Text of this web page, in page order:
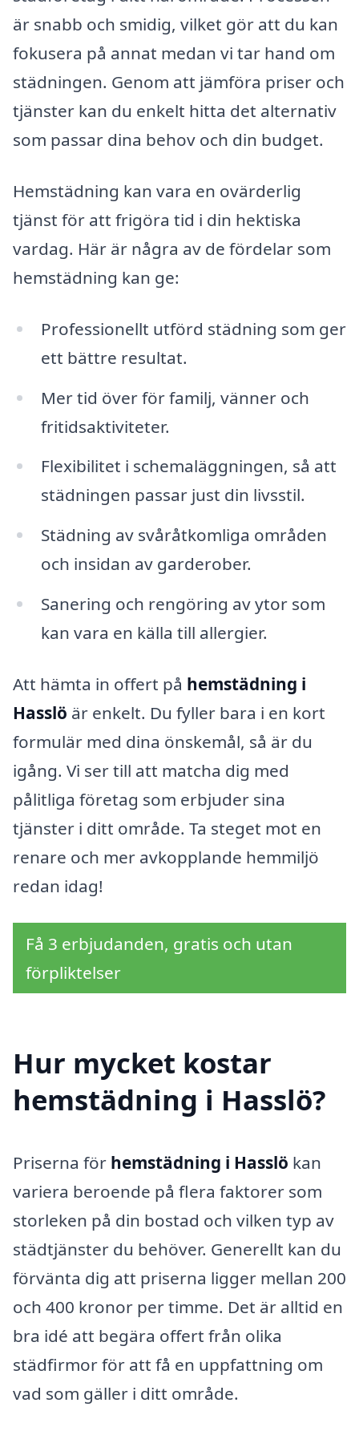
är snabb och smidig, vilket gör att du kan
fokusera på annat medan vi tar hand om
städningen. Genom att jämföra priser och
tjänster kan du enkelt hitta det alternativ
som passar dina behov och din budget.
Hemstädning kan vara en ovärderlig
tjänst för att frigöra tid i din hektiska
vardag. Här är några av de fördelar som
hemstädning kan ge:
Professionellt utförd städning som ger
ett bättre resultat.
Mer tid över för familj, vänner och
fritidsaktiviteter.
Flexibilitet i schemaläggningen, så att
städningen passar just din livsstil.
Städning av svåråtkomliga områden
och insidan av garderober.
Sanering och rengöring av ytor som
kan vara en källa till allergier.
Att hämta in offert på hemstädning i
Hasslö är enkelt. Du fyller bara i en kort
formulär med dina önskemål, så är du
igång. Vi ser till att matcha dig med
pålitliga företag som erbjuder sina
tjänster i ditt område. Ta steget mot en
renare och mer avkopplande hemmiljö
redan idag!
Få 3 erbjudanden, gratis och utan
förpliktelser
Hur mycket kostar
hemstädning i Hasslö?
Priserna för hemstädning i Hasslö kan
variera beroende på flera faktorer som
storleken på din bostad och vilken typ av
städtjänster du behöver. Generellt kan du
förvänta dig att priserna ligger mellan 200
och 400 kronor per timme. Det är alltid en
bra idé att begära offert från olika
städfirmor för att få en uppfattning om
vad som gäller i ditt område.